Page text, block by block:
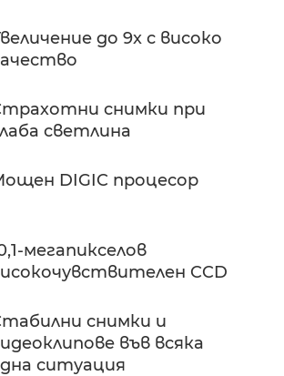
до 9x с високо
снимки при
светлина
DIGIC процесор
мегапикселов
CCD
снимки и
във всяка
ситуация